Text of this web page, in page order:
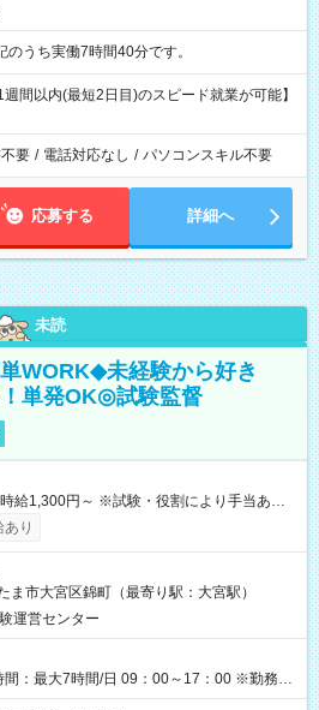
※表記のうち実働7時間40分です。
間以内(最短2日目)のスピード就業が可能】
要 / 電話対応なし / パソコンスキル不要
応募する 詳細へ
未読
WORK◆未経験から好き
単発OK◎試験監督
給あり 【即給（前払い）オプションあ
合、勤務から1週間ほどで給与の一部を受け
験 8:30～17:30（休憩1時間） 時給1,300円
円＋交通費 ※当日の役割により時給＋100
試験 7:00～13:30（休憩なし） 時給1,300
×6時間＝日収8,400円＋交通費 【試用期
り
ま市大宮区錦町（最寄り駅：大宮駅）
運営センター
間：最大7時間/日 09：00～17：00 ※勤務時
なります。